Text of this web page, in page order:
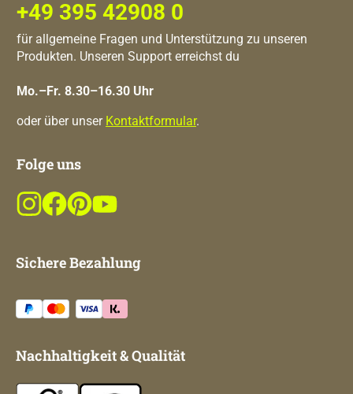
+49 395 42908 0
für allgemeine Fragen und Unterstützung zu unseren
Produkten. Unseren Support erreichst du
Mo.–Fr. 8.30–16.30 Uhr
oder über unser Kontaktformular.
Folge uns
Sichere Bezahlung
Nachhaltigkeit & Qualität